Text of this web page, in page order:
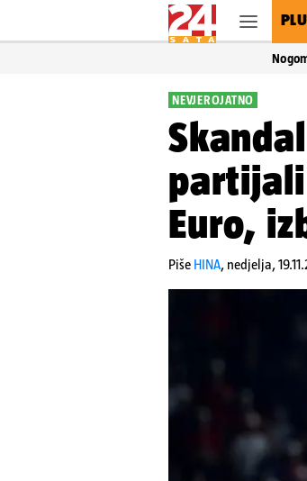
NEVJEROJATNO
partijali
Euro,
Piše HINA, nedjelja,